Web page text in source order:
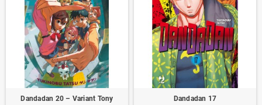
Dandadan 20 – Variant Tony
Dandadan 17